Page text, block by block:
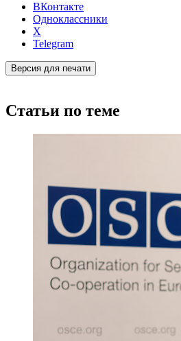
ВКонтакте
Одноклассники
X
Telegram
Версия для печати
Статьи по теме